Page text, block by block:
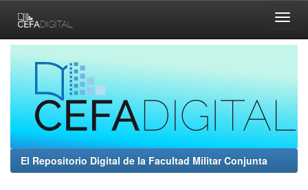
navigation
El Repositorio Digital de la Facultad Militar Conjunta